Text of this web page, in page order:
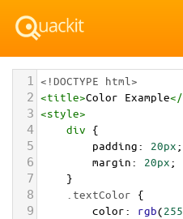
1 <!DOCTYPE html>
2 <title>Color Example</
3 <style>
4 div {
5 padding: 20px;
6 margin: 20px;
7 }
8 .textColor {
9 color: rgb(255